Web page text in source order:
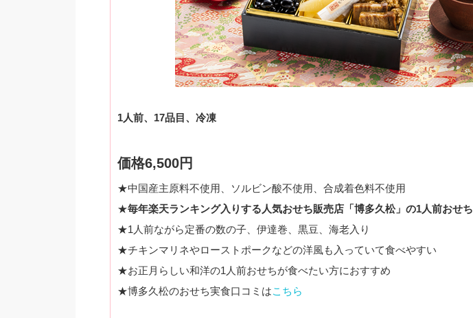
1人前、17品目、冷凍
価格6,500円
★中国産主原料不使用、ソルビン酸不使用、合成着色料不使用
★毎年楽天ランキング入りする人気おせち販売店「博多久松」の1人前おせち
★1人前ながら定番の数の子、伊達巻、黒豆、海老入り
★チキンマリネやローストポークなどの洋風も入っていて食べやすい
★お正月らしい和洋の1人前おせちが食べたい方におすすめ
★博多久松のおせち実食口コミはこちら